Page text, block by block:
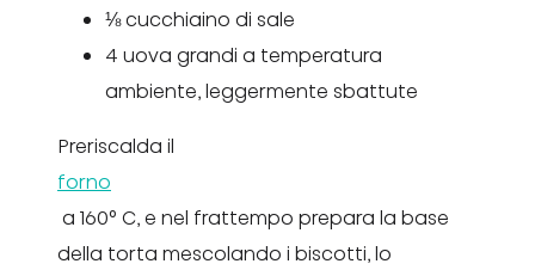
⅛ cucchiaino di sale
4 uova grandi a temperatura
ambiente, leggermente sbattute
Preriscalda il
forno
a 160° C, e nel frattempo prepara la base
della torta mescolando i biscotti, lo